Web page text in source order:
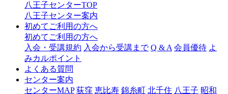
八王子センターTOP
八王子センター案内
初めてご利用の方へ
初めてご利用の方へ
入会・受講規約 入会から受講まで Q & A 会員優待 よ
みカルポイント
よくある質問
センター案内
センターMAP 荻窪 恵比寿 錦糸町 北千住 八王子 昭和